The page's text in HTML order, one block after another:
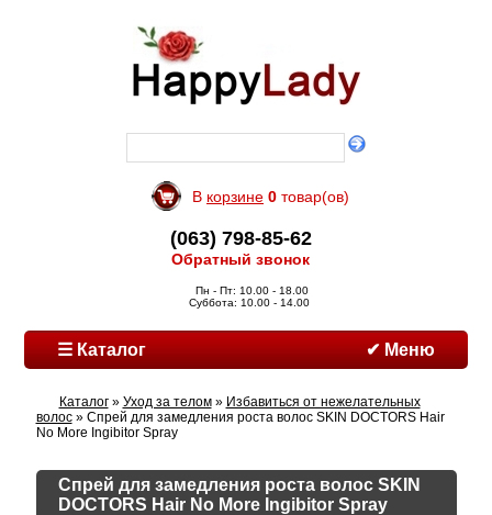
В корзине 0 товар(ов)
(063) 798-85-62
Обратный звонок
Пн - Пт: 10.00 - 18.00
Суббота: 10.00 - 14.00
☰ Каталог ✔ Меню
Каталог» Уход за телом» Избавиться от нежелательных
волос» Спрей для замедления роста волос SKIN DOCTORS Hair
No More Ingibitor Spray
Спрей для замедления роста волос SKIN
DOCTORS Hair No More Ingibitor Spray